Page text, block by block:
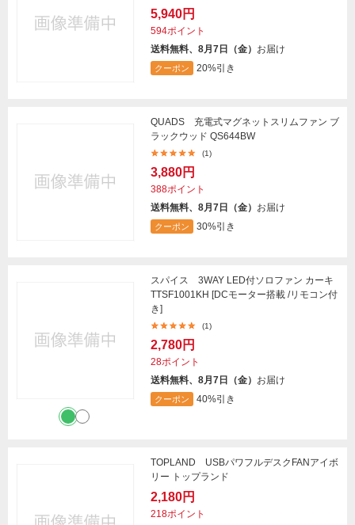
5,940円
594ポイント
送料無料、8月7日（金） お届け
クーポン 20%引き
QUADS 充電式マグネットスリムファン ブ
ラックウッド QS644BW
(1)
3,880円
388ポイント
送料無料、8月7日（金） お届け
クーポン 30%引き
スパイス 3WAY LED付ソロファン カーキ
TTSF1001KH [DCモーター搭載 /リモコン付
き]
(1)
2,780円
28ポイント
送料無料、8月7日（金） お届け
クーポン 40%引き
TOPLAND USBパワフルデスクFANアイボ
リー トップランド
2,180円
218ポイント